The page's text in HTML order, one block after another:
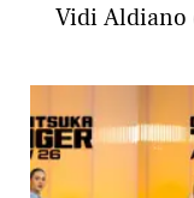
Vidi Aldiano